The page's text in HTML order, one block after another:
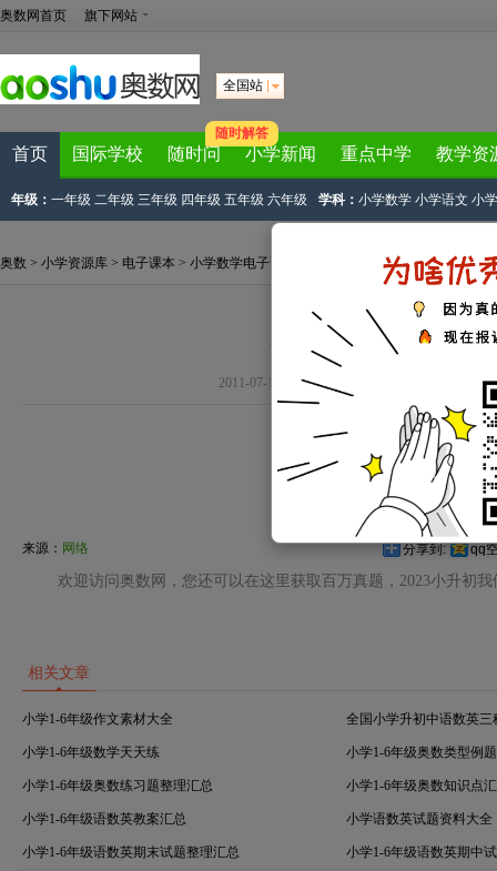
奥数网首页 旗下网站
全国站
首页 国际学校 随时问
随时解答
小学新闻 重点中学 教学资
年级： 一年级 二年级 三年级 四年级 五年级 六年级 学科： 小学数学 小学语文 小
奥数 > 小学资源库 > 电子课本 > 小学数学电子课本 人教版数学电子课本>人教版
人教版四年级数学上
2011-07-14 16:07:41 四
人教版四年级数学上册
来源： 网络 分享到: qq
欢迎访问奥数网，您还可以在这里获取百万真题，2023小升初
相关文章
小学1-6年级作文素材大全 全国小学升初中语数英三
小学1-6年级数学天天练 小学1-6年级奥数类型例
小学1-6年级奥数练习题整理汇总 小学1-6年级奥数知识点
小学1-6年级语数英教案汇总 小学语数英试题资料大全
小学1-6年级语数英期末试题整理汇总 小学1-6年级语数英期中